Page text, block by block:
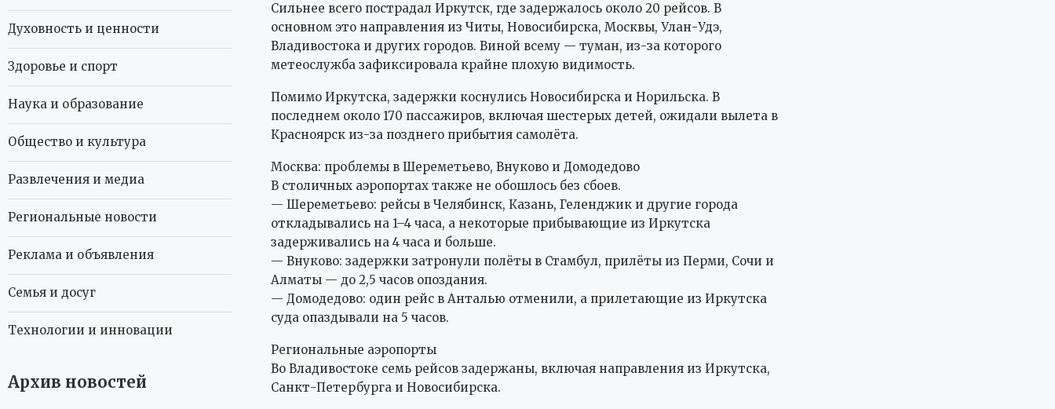
Сильнее всего пострадал Иркутск, где задержалось около 20 рейсов. В
основном это направления из Читы, Новосибирска, Москвы, Улан-Удэ,
Владивостока и других городов. Виной всему — туман, из-за которого
метеослужба зафиксировала крайне плохую видимость.
Помимо Иркутска, задержки коснулись Новосибирска и Норильска. В
последнем около 170 пассажиров, включая шестерых детей, ожидали вылета в
Красноярск из-за позднего прибытия самолёта.
Москва: проблемы в Шереметьево, Внуково и Домодедово
В столичных аэропортах также не обошлось без сбоев.
— Шереметьево: рейсы в Челябинск, Казань, Геленджик и другие города
откладывались на 1–4 часа, а некоторые прибывающие из Иркутска
задерживались на 4 часа и больше.
— Внуково: задержки затронули полёты в Стамбул, прилёты из Перми, Сочи и
Алматы — до 2,5 часов опоздания.
— Домодедово: один рейс в Анталью отменили, а прилетающие из Иркутска
суда опаздывали на 5 часов.
Региональные аэропорты
Во Владивостоке семь рейсов задержаны, включая направления из Иркутска,
Санкт-Петербурга и Новосибирска.
Духовность и ценности
Здоровье и спорт
Наука и образование
Общество и культура
Развлечения и медиа
Региональные новости
Реклама и объявления
Семья и досуг
Технологии и инновации
Архив новостей